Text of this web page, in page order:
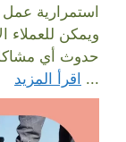
استمرارية
ويمكن
حدوث أي
... اقرأ المزيد